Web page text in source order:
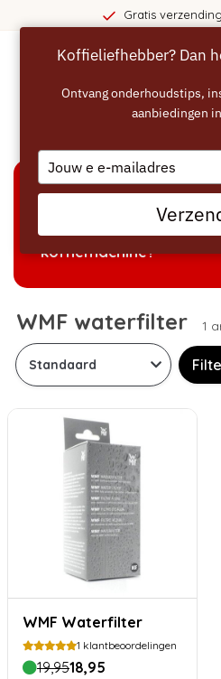
Gratis
Welke producten
koffiemachine?
WMF waterfilter 1
WMF Waterfilter
1 klantbeoordelingen
19,9518,95
Koffieliefhebber? Dan
Ontvang onderhoudstips,
aanbiedingen
Type
your
email